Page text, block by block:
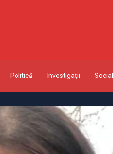
Politică Investigații Social